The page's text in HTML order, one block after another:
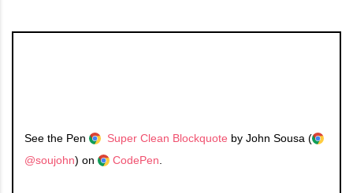
See the Pen Super Clean Blockquote by John Sousa (
@soujohn) on CodePen